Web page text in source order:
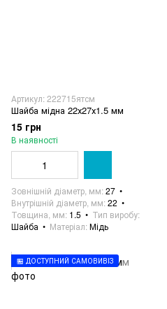
Артикул: 222715ятсм
Шайба мідна 22х27х1.5 мм
15 грн
В наявності
Зовнішній діаметр, мм 27
Внутрішній діаметр, мм 22
Товщина, мм 1.5
Тип виробу
Шайба
Матеріал Мідь
🏪 ДОСТУПНИЙ САМОВИВІЗ